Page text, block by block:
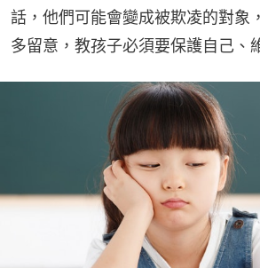
話，他們可能會變成被欺凌的對象
多留意，教孩子必須要保護自己、